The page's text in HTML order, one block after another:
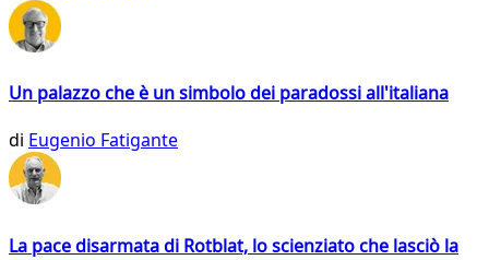
Un palazzo che è un simbolo dei paradossi all'italiana
di Eugenio Fatigante
La pace disarmata di Rotblat, lo scienziato che lasciò la